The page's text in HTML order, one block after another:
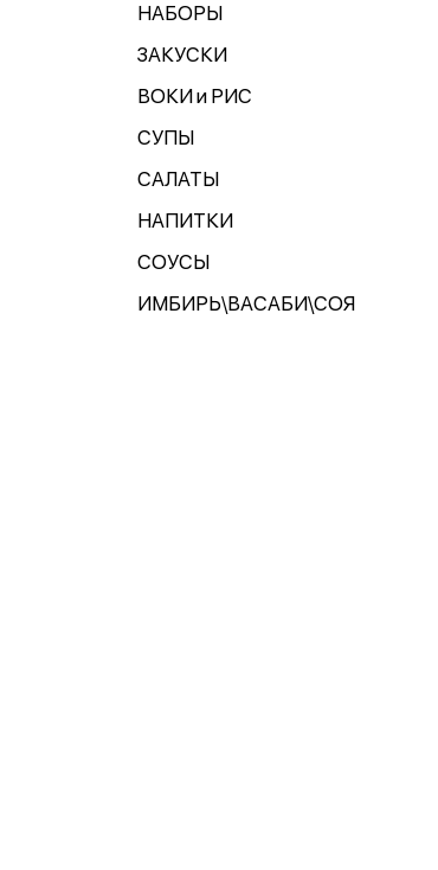
НАБОРЫ
ЗАКУСКИ
ВОКИ и РИС
СУПЫ
САЛАТЫ
НАПИТКИ
СОУСЫ
ИМБИРЬ\ВАСАБИ\СОЯ